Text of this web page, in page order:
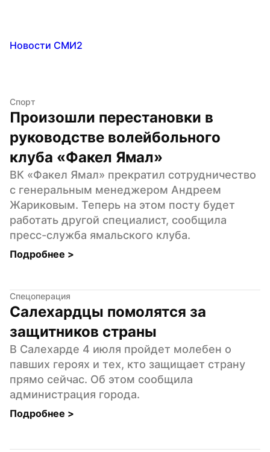
Новости СМИ2
Спорт
Произошли перестановки в
руководстве волейбольного
клуба «Факел Ямал»
ВК «Факел Ямал» прекратил сотрудничество
с генеральным менеджером Андреем
Жариковым. Теперь на этом посту будет
работать другой специалист, сообщила
пресс-служба ямальского клуба.
Подробнее >
Спецоперация
Салехардцы помолятся за
защитников страны
В Салехарде 4 июля пройдет молебен о
павших героях и тех, кто защищает страну
прямо сейчас. Об этом сообщила
администрация города.
Подробнее >